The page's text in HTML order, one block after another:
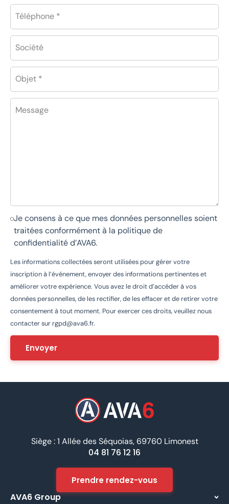
Téléphone *
Société
Objet *
Message
Je consens à ce que mes données personnelles soient
traitées conformément à la politique de
confidentialité d’AVA6.
Les informations collectées seront utilisées pour gérer votre
inscription à l’événement, envoyer des informations pertinentes et
améliorer votre expérience. Vous avez le droit d’accéder à vos
données personnelles, de les rectifier, de les effacer et de retirer votre
consentement à tout moment. Pour exercer ces droits, veuillez nous
contacter sur rgpd@ava6.fr.
Siège : 1 Allée des Séquoias, 69760 Limonest
04 81 76 12 16
Prendre rendez-vous
AVA6 Group